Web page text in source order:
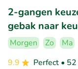
2-gangen
gebak naar
Morgen Zo Ma
9.9
Perfect •